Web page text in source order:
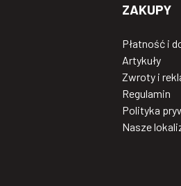
ZAKUPY
Płatność i
Artykuły
Zwroty i
Regulamin
Polityka
Nasze